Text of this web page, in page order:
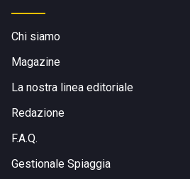
Chi siamo
Magazine
La nostra linea editoriale
Redazione
F.A.Q.
Gestionale Spiaggia